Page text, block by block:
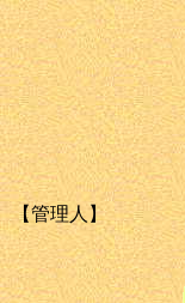
【管理人】